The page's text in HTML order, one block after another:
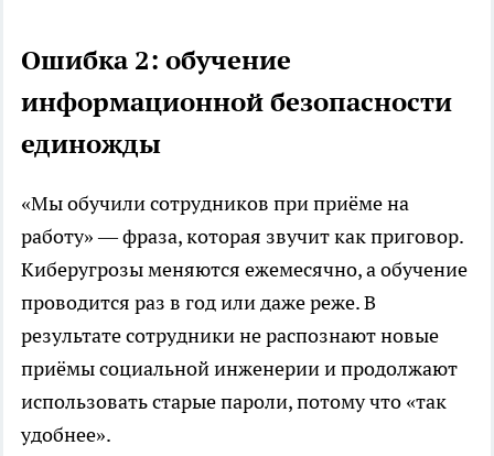
Ошибка 2: обучение
информационной безопасности
единожды
«Мы обучили сотрудников при приёме на
работу» — фраза, которая звучит как приговор.
Киберугрозы меняются ежемесячно, а обучение
проводится раз в год или даже реже. В
результате сотрудники не распознают новые
приёмы социальной инженерии и продолжают
использовать старые пароли, потому что «так
удобнее».